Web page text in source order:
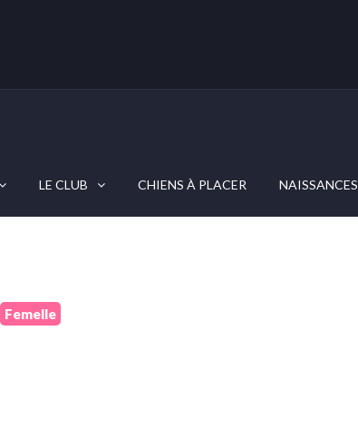
LE CLUB CHIENS À PLACER NAISSANCES
Femelle